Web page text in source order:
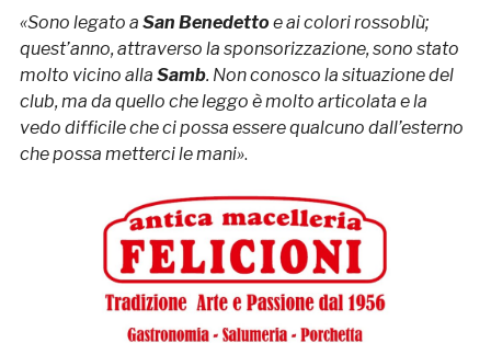
«Sono legato a San Benedetto e ai colori rossoblù;
quest’anno, attraverso la sponsorizzazione, sono stato
molto vicino alla Samb. Non conosco la situazione del
club, ma da quello che leggo è molto articolata e la
vedo difficile che ci possa essere qualcuno dall’esterno
che possa metterci le mani».